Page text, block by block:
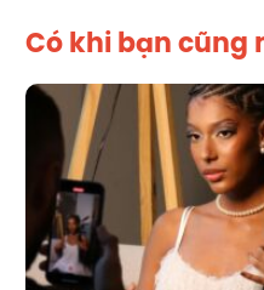
Có khi bạn cũng